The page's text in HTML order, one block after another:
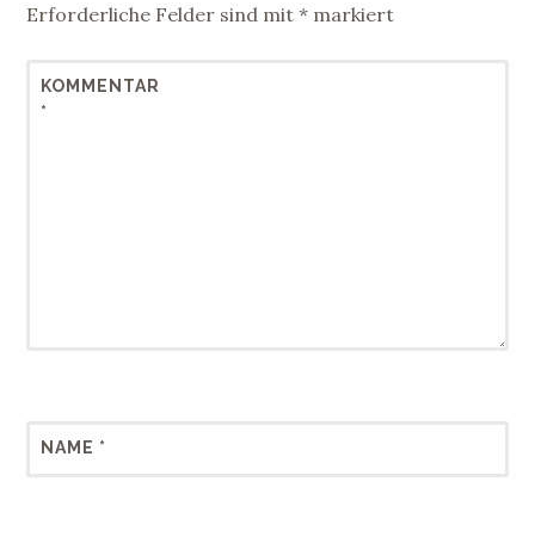
Erforderliche Felder sind mit* markiert
KOMMENTAR
*
NAME *